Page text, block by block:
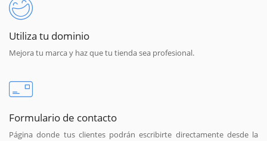
Utiliza tu dominio
Mejora tu marca y haz que tu tienda sea profesional.
Formulario de contacto
Página donde tus clientes podrán escribirte directamente desde la